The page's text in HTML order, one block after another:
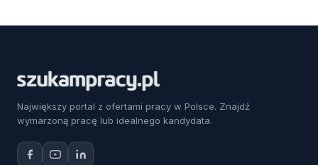
Największy portal z ofertami pracy w Polsce. Znajdź
wymarzoną pracę lub idealnego kandydata.